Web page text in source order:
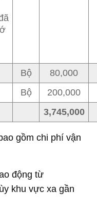
Bộ
80,000
Bộ
200,000
3,745,000
gồm chi phí vận
động từ
khu vực xa gần